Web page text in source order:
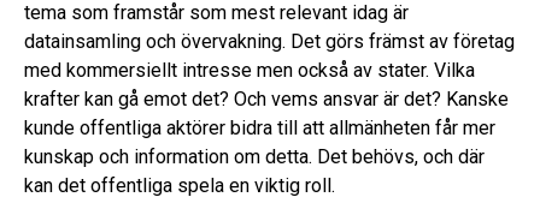
tema som framstår som mest relevant idag är
datainsamling och övervakning. Det görs främst av företag
med kommersiellt intresse men också av stater. Vilka
krafter kan gå emot det? Och vems ansvar är det? Kanske
kunde offentliga aktörer bidra till att allmänheten får mer
kunskap och information om detta. Det behövs, och där
kan det offentliga spela en viktig roll.